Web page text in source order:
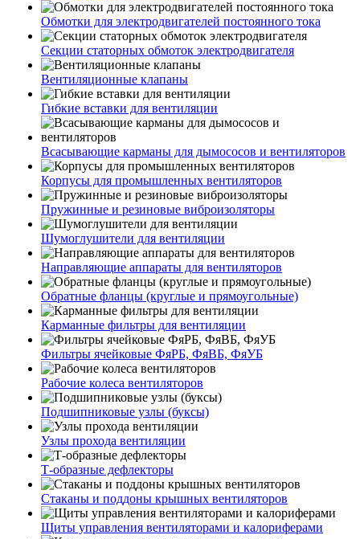
Обмотки для электродвигателей постоянного тока
Секции статорных обмоток электродвигателя
Вентиляционные клапаны
Гибкие вставки для вентиляции
Всасывающие карманы для дымососов и вентиляторов
Корпусы для промышленных вентиляторов
Пружинные и резиновые виброизоляторы
Шумоглушители для вентиляции
Направляющие аппараты для вентиляторов
Обратные фланцы (круглые и прямоугольные)
Карманные фильтры для вентиляции
Фильтры ячейковые ФяРБ, ФяВБ, ФяУБ
Рабочие колеса вентиляторов
Подшипниковые узлы (буксы)
Узлы прохода вентиляции
Т-образные дефлекторы
Стаканы и поддоны крышных вентиляторов
Щиты управления вентиляторами и калориферами